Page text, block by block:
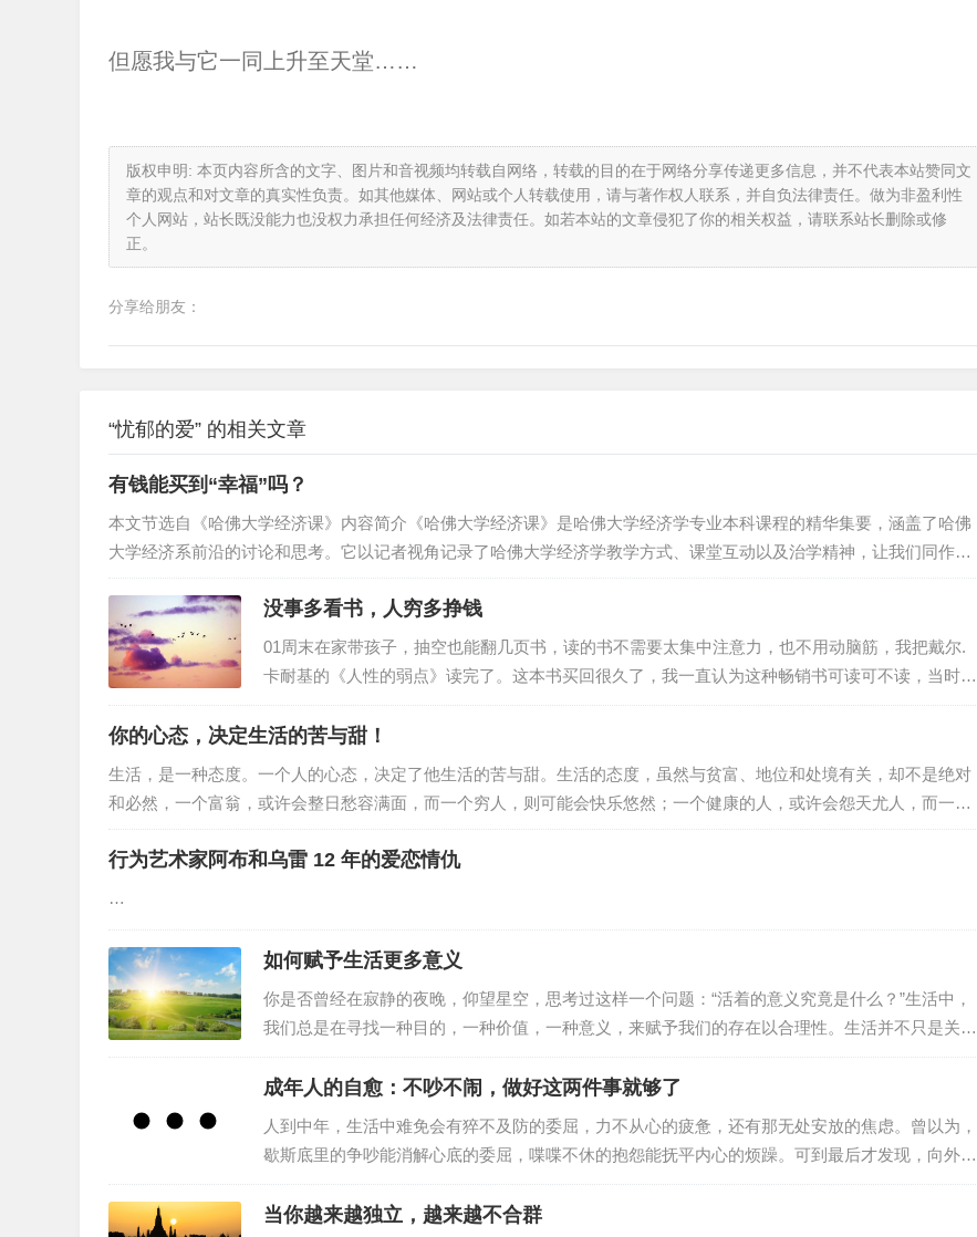
但愿我与它一同上升至天堂……
版权申明: 本页内容所含的文字、图片和音视频均转载自网络，转载的目的在于网络分享传递更多信息，并不代表本站赞同文
章的观点和对文章的真实性负责。如其他媒体、网站或个人转载使用，请与著作权人联系，并自负法律责任。做为非盈利性
个人网站，站长既没能力也没权力承担任何经济及法律责任。如若本站的文章侵犯了你的相关权益，请联系站长删除或修
正。
分享给朋友：
“忧郁的爱” 的相关文章
有钱能买到“幸福”吗？
本文节选自《哈佛大学经济课》内容简介《哈佛大学经济课》是哈佛大学经济学专业本科课程的精华集要，涵盖了哈佛
大学经济系前沿的讨论和思考。它以记者视角记录了哈佛大学经济学教学方式、课堂互动以及治学精神，让我们同作者
一起走进哈佛大学的课堂，聆听哈佛教授的讲解。全书分为四章，分别提炼了曼昆、莱布森、费尔德斯坦、卡特勒等四
位哈佛大学教授的讲义精华。经济学家眼里的幸福”幸福”（happiness）是一个比较前沿的研究领域，近年来，越来越多
的人投入这方面的研究。这些研究都有数据主观（被采访者自报幸福程度）、定义…
没事多看书，人穷多挣钱
01周末在家带孩子，抽空也能翻几页书，读的书不需要太集中注意力，也不用动脑筋，我把戴尔.
卡耐基的《人性的弱点》读完了。这本书买回很久了，我一直认为这种畅销书可读可不读，当时也
是凑单买的，偶尔翻个几十页，这个周末一口气读完了，居然让我有了意外的收获。网络上有一句
很流行的话，“懂了很多的道理，依然过不好这一生。”这个问题太简单了，知道不等于做到，老子
在《道德经》里早就讲了，“上士闻道，勤而行之，中士闻道，若存若亡，下士闻道，大笑之。”大
多数的人终归是中下等人的智慧。《人性的弱点》这本书的优点在于它写…
你的心态，决定生活的苦与甜！
生活，是一种态度。一个人的心态，决定了他生活的苦与甜。生活的态度，虽然与贫富、地位和处境有关，却不是绝对
和必然，一个富翁，或许会整日愁容满面，而一个穷人，则可能会快乐悠然；一个健康的人，或许会怨天尤人，而一个
残疾人，也许能坦然乐观；一个一帆风顺的人，或许会愁眉不展，而一个身处逆境的人，或许能面带笑颜。我们虽然不
能掌握生命的长度，但可以改变生命的宽度；我们虽然不能改变自己的命运，但可以改变面对命运的心态。人的命运随
行为艺术家阿布和乌雷 12 年的爱恋情仇
…
如何赋予生活更多意义
你是否曾经在寂静的夜晚，仰望星空，思考过这样一个问题：“活着的意义究竟是什么？”生活中，
我们总是在寻找一种目的，一种价值，一种意义，来赋予我们的存在以合理性。生活并不只是关于
生存，而是关于寻找和实现我们的潜能。每个人都像是一块未雕琢的玉石，需要经过磨砺和雕琢，
才能展现出内在的价值。因此，活着的意义在于自我实现，不断探索和成长。很多时候，我们感到
迷茫和无助，是因为我们没有找到自己的使命和目标。通过自我反思和心理辅导，我们可以更好地
认识自己，找到自己的热情和兴趣所在，从而赋予生活更多的意义。当然，生…
成年人的自愈：不吵不闹，做好这两件事就够了
人到中年，生活中难免会有猝不及防的委屈，力不从心的疲惫，还有那无处安放的焦虑。曾以为，
歇斯底里的争吵能消解心底的委屈，喋喋不休的抱怨能抚平内心的烦躁。可到最后才发现，向外的
情绪宣泄不过是一场徒劳的自我内耗。真正的自愈，从不在向外索取情绪慰藉，而在向内探寻内心
力量。不吵不闹，稳住自己，做好这两件事，是成年人穿越生活迷雾的底气。01闭嘴古希腊哲学家
当你越来越独立，越来越不合群